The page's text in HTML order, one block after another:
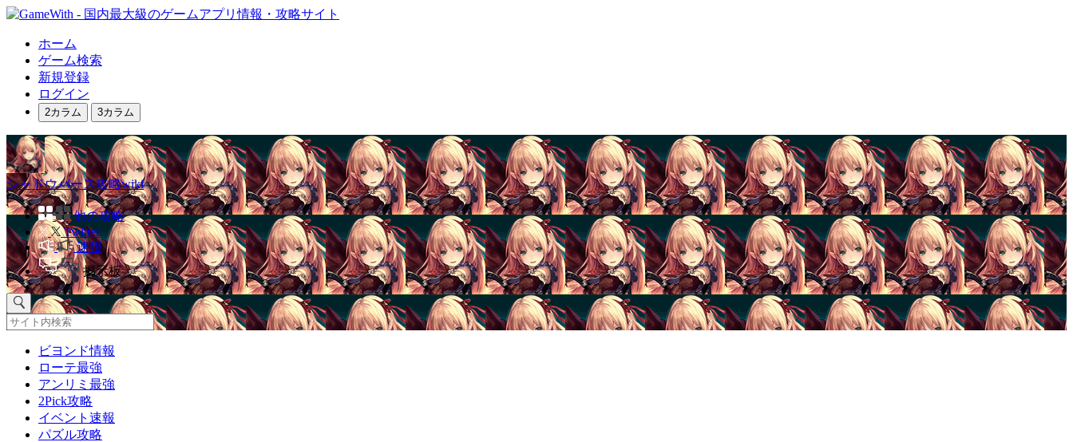
ホーム
ゲーム検索
新規登録
ログイン
2カラム 3カラム
シャドウバース攻略wiki
他の攻略
Twitter
速報
掲示板
ビヨンド情報
ローテ最強
アンリミ最強
2Pick攻略
イベント速報
パズル攻略